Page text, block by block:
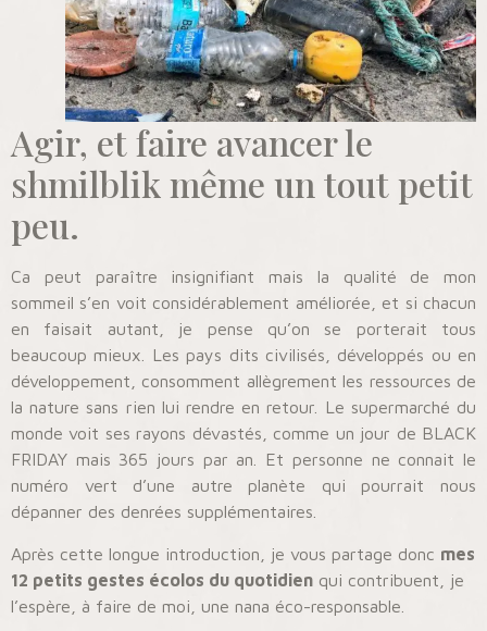
Agir, et faire avancer le
shmilblik même un tout petit
peu.
Ca peut paraître insignifiant mais la qualité de mon
sommeil s’en voit considérablement améliorée, et si chacun
en faisait autant, je pense qu’on se porterait tous
beaucoup mieux. Les pays dits civilisés, développés ou en
développement, consomment allègrement les ressources de
la nature sans rien lui rendre en retour. Le supermarché du
monde voit ses rayons dévastés, comme un jour de BLACK
FRIDAY mais 365 jours par an. Et personne ne connait le
numéro vert d’une autre planète qui pourrait nous
dépanner des denrées supplémentaires.
Après cette longue introduction, je vous partage donc mes
12 petits gestes écolos du quotidien qui contribuent, je
l’espère, à faire de moi, une nana éco-responsable.